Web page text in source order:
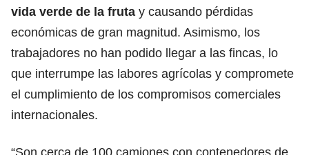
vida verde de la fruta y causando pérdidas
económicas de gran magnitud. Asimismo, los
trabajadores no han podido llegar a las fincas, lo
que interrumpe las labores agrícolas y compromete
el cumplimiento de los compromisos comerciales
internacionales.
“Son cerca de 100 camiones con contenedores de